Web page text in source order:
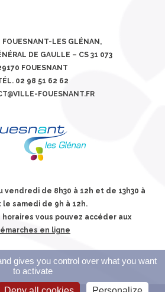
FOUESNANT-LES GLÉNAN,
DE GAULLE – CS 31 073
FOUESNANT
02 98 51 62 62
FOUESNANT.FR
vendredi de 8h30 à 12h et de 13h30 à
le samedi de 9h à 12h.
horaires vous pouvez accéder aux
en ligne
gives you control over what you want
to activate